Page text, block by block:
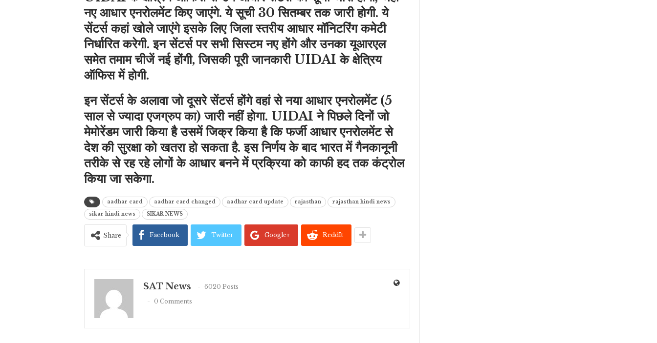
नए आधार एनरोलमेंट किए जाएंगे. ये सूची 30 सितम्बर तक जारी होगी. ये
सेंटर्स कहां खोले जाएंगे इसके लिए जिला स्तरीय आधार मॉनिटरिंग कमेटी
निर्धारित करेगी. इन सेंटर्स पर सभी सिस्टम नए होंगे और उनका यूआरएल
समेत तमाम चीजें नई होंगी, जिसकी पूरी जानकारी UIDAI के क्षेत्रिय
ऑफिस में होगी.
इन सेंटर्स के अलावा जो दूसरे सेंटर्स होंगे वहां से नया आधार एनरोलमेंट (5
साल से ज्यादा एजग्रुप का) जारी नहीं होगा. UIDAI ने पिछले दिनों जो
मेमोरेंडम जारी किया है उसमें जिक्र किया है कि फर्जी आधार एनरोलमेंट से
देश की सुरक्षा को खतरा हो सकता है. इस निर्णय के बाद भारत में गैनकानूनी
तरीके से रह रहे लोगों के आधार बनने में प्रक्रिया को काफी हद तक कंट्रोल
किया जा सकेगा.
aadhar card aadhar card changed aadhar card update rajasthan
rajasthan hindi news
sikar hindi news
SIKAR NEWS
Share Facebook Twitter Google+ ReddIt
SAT News
6020 Posts
0 Comments